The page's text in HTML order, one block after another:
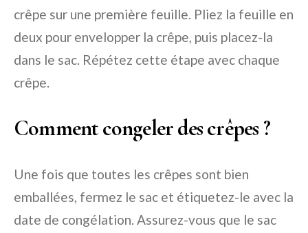
crêpe sur une première feuille. Pliez la feuille en
deux pour envelopper la crêpe, puis placez-la
dans le sac. Répétez cette étape avec chaque
crêpe.
Comment congeler des crêpes ?
Une fois que toutes les crêpes sont bien
emballées, fermez le sac et étiquetez-le avec la
date de congélation. Assurez-vous que le sac